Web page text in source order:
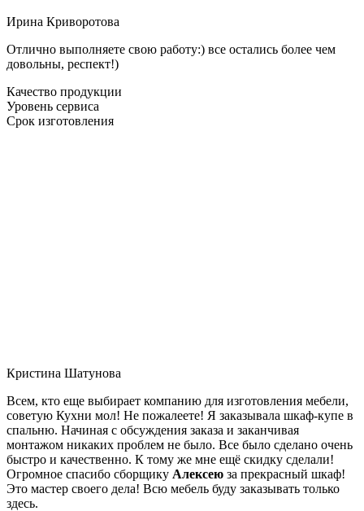
Ирина Криворотова
Отлично выполняете свою работу:) все остались более чем
довольны, респект!)
Качество продукции
Уровень сервиса
Срок изготовления
Кристина Шатунова
Всем, кто еще выбирает компанию для изготовления мебели,
советую Кухни мол! Не пожалеете! Я заказывала шкаф-купе в
спальню. Начиная с обсуждения заказа и заканчивая
монтажом никаких проблем не было. Все было сделано очень
быстро и качественно. К тому же мне ещё скидку сделали!
Огромное спасибо сборщику Алексею за прекрасный шкаф!
Это мастер своего дела! Всю мебель буду заказывать только
здесь.